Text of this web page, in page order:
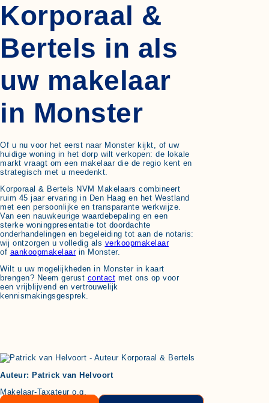
Auteur: Patrick van Helvoort
Makelaar-Taxateur o.g.
Korporaal &
Bertels in als
uw makelaar
in Monster
Of u nu voor het eerst naar Monster kijkt, of uw
huidige woning in het dorp wilt verkopen: de lokale
markt vraagt om een makelaar die de regio kent en
strategisch met u meedenkt.
Korporaal & Bertels NVM Makelaars combineert
ruim 45 jaar ervaring in Den Haag en het Westland
met een persoonlijke en transparante werkwijze.
Van een nauwkeurige waardebepaling en een
sterke woningpresentatie tot doordachte
onderhandelingen en begeleiding tot aan de notaris:
wij ontzorgen u volledig als verkoopmakelaar
of aankoopmakelaarin Monster.
Wilt u uw mogelijkheden in Monster in kaart
brengen? Neem gerust contact met ons op voor
een vrijblijvend en vertrouwelijk
kennismakingsgesprek.